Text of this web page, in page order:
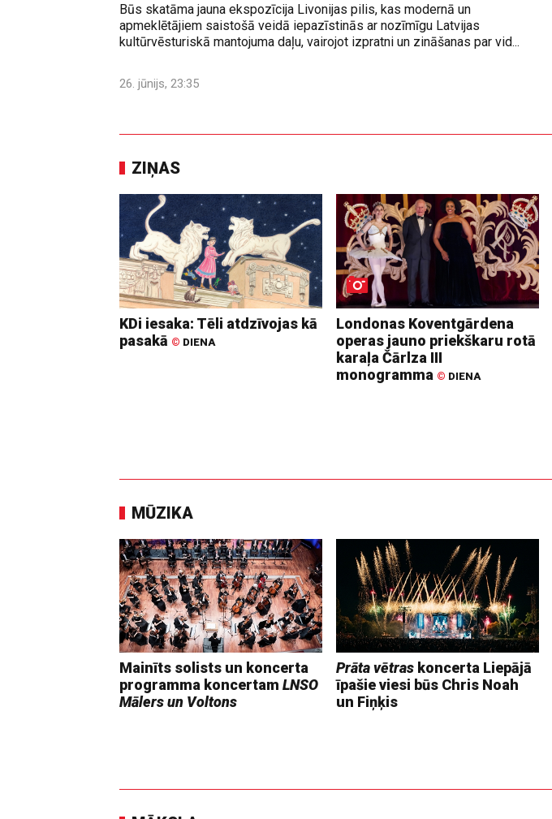
Būs skatāma jauna ekspozīcija Livonijas pilis, kas modernā un
apmeklētājiem saistošā veidā iepazīstinās ar nozīmīgu Latvijas
kultūrvēsturiskā mantojuma daļu, vairojot izpratni un zināšanas par vid...
26. jūnijs, 23:35
ZIŅAS
KDi iesaka: Tēli atdzīvojas kā
pasakā © DIENA
Londonas Koventgārdena
operas jauno priekškaru rotā
karaļa Čārlza III
monogramma © DIENA
MŪZIKA
Mainīts solists un koncerta
programma koncertam LNSO
Mālers un Voltons
Prāta vētraskoncerta Liepājā
īpašie viesi būs Chris Noah
un Fiņķis